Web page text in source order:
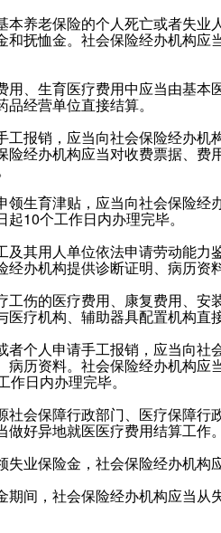
本养老保险的个人死亡或者失业
和抚恤金。社会保险经办机构
用、生育医疗费用中应当由基本
经营单位直接结算。
报销，应当向社会保险经办机
险经办机构应当对收费票据、
生育津贴，应当向社会保险经
10个工作日内办理完毕。
及其用人单位依法申请劳动能力
经办机构提供诊断证明、病历资
工伤的医疗费用、康复费用、安
医疗机构、辅助器具配置机构直
个人申请手工报销，应当向社
病历资料。社会保险经办机构
日内办理完毕。
社会保障行政部门、医疗保障行
做好异地就医医疗费用结算工作
失业保险金，社会保险经办机构
间，社会保险经办机构应当从